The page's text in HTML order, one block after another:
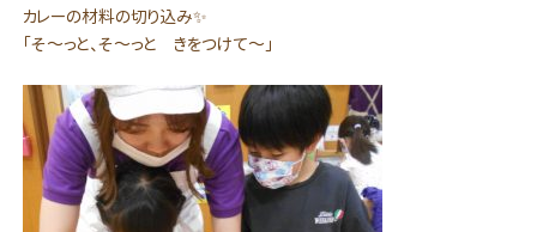
カレーの材料の切り込み✨
「そ～っと、そ～っと きをつけて～」